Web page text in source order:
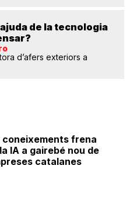
de la tecnologia
d’afers exteriors a
coneixements frena
IA a gairebé nou de
catalanes